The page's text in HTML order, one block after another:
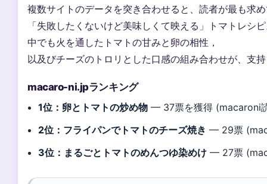
複数サイトのデータを突き合わせると、読者が最も求
「失敗したくないけど美味しくて映える」トマトレシ
中でも火を通したトマトの甘みと卵の相性，
以及びチーズのトロリとした口感の組み合わせが、支
macaro-ni.jpランキング
1位：卵とトマトの炒め物 — 37票を獲得 (macaroni
2位：フライパンでトマトのチーズ焼き — 29票
3位：まるごとトマトのめんつゆ染めけ — 27票